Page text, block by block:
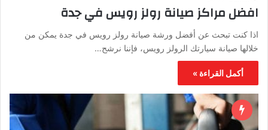
افضل مراكز صيانة رولز رويس في جدة
اذا كنت تبحث عن أفضل ورشة صيانة رولز رويس في جدة يمكن من
خلالها صيانة سيارتك الرولز رويس، فإننا نرشح…
أكمل القراءة »